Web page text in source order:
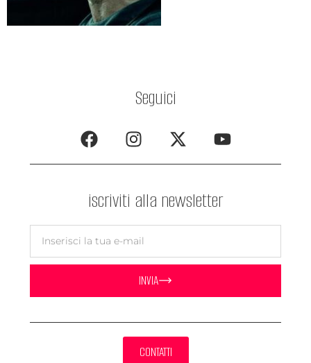
Seguici
iscriviti alla newsletter
INVIA
CONTATTI